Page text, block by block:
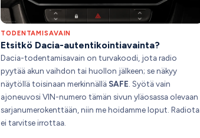
TODENTAMISAVAIN
Etsitkö Dacia-autentikointiavainta?
Dacia-todentamisavain on turvakoodi, jota radio
pyytää akun vaihdon tai huollon jälkeen; se näkyy
näytöllä toisinaan merkinnällä SAFE . Syötä vain
ajoneuvosi VIN-numero tämän sivun yläosassa olevaan
sarjanumerokenttään, niin me hoidamme loput. Radiota
ei tarvitse irrottaa.